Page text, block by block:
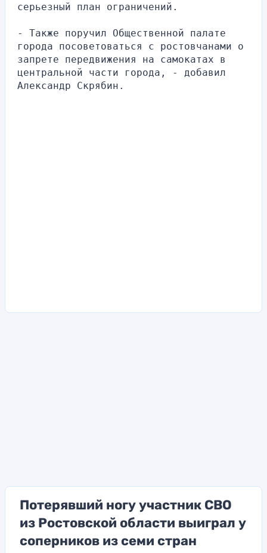
серьезный план ограничений.
- Также поручил Общественной палате
города посоветоваться с ростовчанами о
запрете передвижения на самокатах в
центральной части города, - добавил
Александр Скрябин.
Потерявший ногу участник СВО
из Ростовской области выиграл у
соперников из семи стран